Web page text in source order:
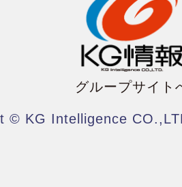
グループサイト
© KG Intelligence